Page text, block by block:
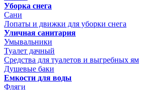
Уборка снега
Сани
Лопаты и движки для уборки снега
Уличная санитария
Умывальники
Туалет дачный
Средства для туалетов и выгребных ям
Душевые баки
Емкости для воды
Фляги